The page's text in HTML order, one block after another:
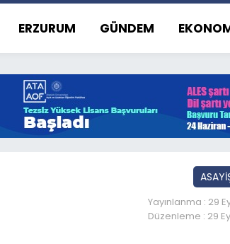
ERZURUM GÜNDEM
Yayınlanma : 29
Düzenleme : 29